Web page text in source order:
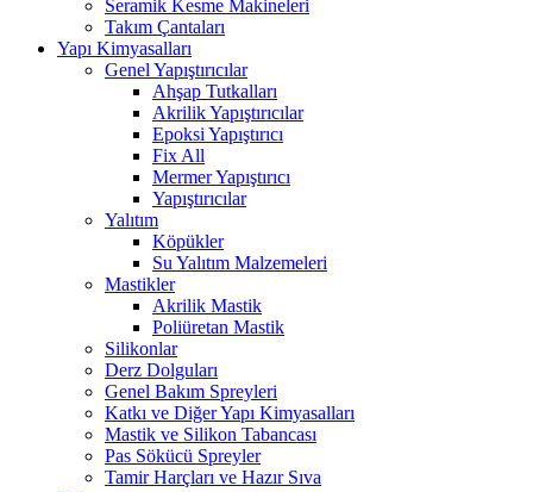
Seramik Kesme Makineleri
Takım Çantaları
Yapı Kimyasalları
Genel Yapıştırıcılar
Ahşap Tutkalları
Akrilik Yapıştırıcılar
Epoksi Yapıştırıcı
Fix All
Mermer Yapıştırıcı
Yapıştırıcılar
Yalıtım
Köpükler
Su Yalıtım Malzemeleri
Mastikler
Akrilik Mastik
Poliüretan Mastik
Silikonlar
Derz Dolguları
Genel Bakım Spreyleri
Katkı ve Diğer Yapı Kimyasalları
Mastik ve Silikon Tabancası
Pas Sökücü Spreyler
Tamir Harçları ve Hazır Sıva